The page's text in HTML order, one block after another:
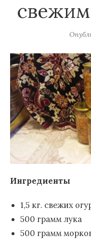
Ингредиенты
1,5 кг. свежих
500 грамм лука
500 грамм